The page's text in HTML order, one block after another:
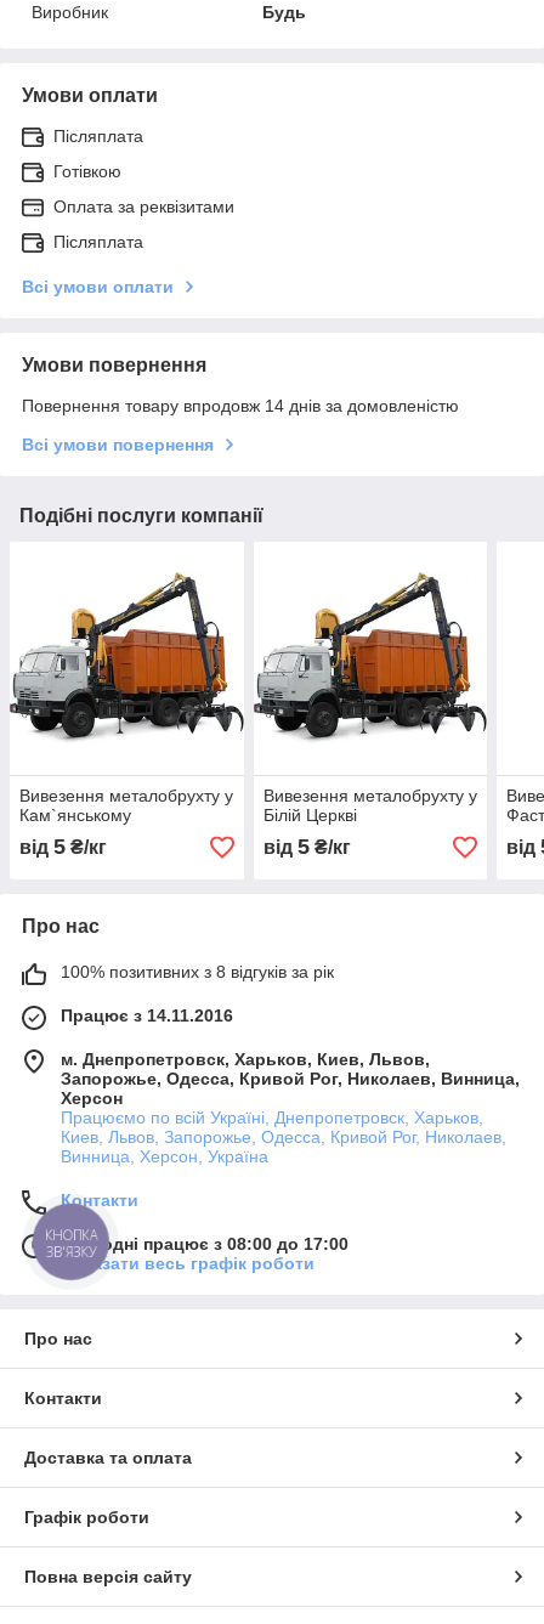
Виробник
Будь
Умови оплати
Післяплата
Готівкою
Оплата за реквізитами
Післяплата
Всі умови оплати
Умови повернення
Повернення товару впродовж 14 днів за домовленістю
Всі умови повернення
Подібні послуги компанії
Вивезення металобрухту у
Кам`янському
від 5 ₴/кг
Вивезення металобрухту у
Білій Церкві
від 5₴/кг від
Про нас
100% позитивних з 8 відгуків за рік
Працює з 14.11.2016
м. Днепропетровск, Харьков, Киев, Львов,
Запорожье, Одесса, Кривой Рог, Николаев, Винница,
Херсон
Працюємо по всій Україні, Днепропетровск, Харьков,
Киев, Львов, Запорожье, Одесса, Кривой Рог, Николаев,
Винница, Херсон, Україна
Контакти
Сьогодні працює з 08:00 до 17:00
Показати весь графік роботи
Про нас
Контакти
Доставка та оплата
Графік роботи
Повна версія сайту
КНОПКА
ЗВ'ЯЗКУ